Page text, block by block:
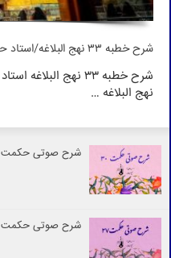
شرح خطبه ۳۳ نهج البلاغه/استاد حسینی قمی
نهج البلاغه …
شرح صوتی حکمت ۳۰ نهج البلاغه استاد جلیلی نرگسی
شرح صوتی حکمت ۲۷ نهج البلاغه استاد جلیلی نرگسی